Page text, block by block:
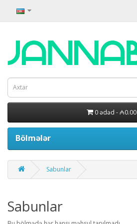
0 ədəd - ₼0.00
Bölmələr
Sabunlar
Sabunlar